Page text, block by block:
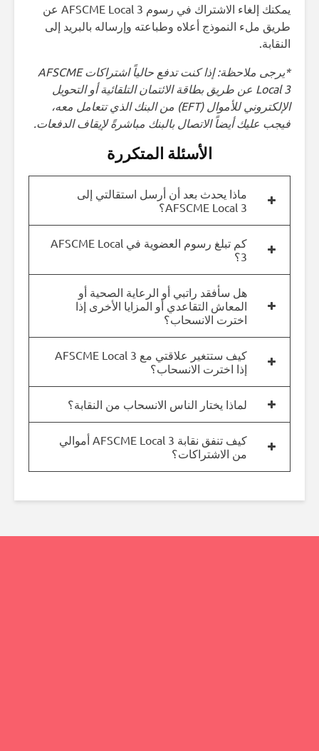
يمكنك إلغاء الاشتراك في رسوم AFSCME Local 3 عن
طريق ملء النموذج أعلاه وطباعته وإرساله بالبريد إلى
النقابة.
*يرجى ملاحظة: إذا كنت تدفع حالياً اشتراكات AFSCME
Local 3 عن طريق بطاقة الائتمان التلقائية أو التحويل
الإلكتروني للأموال (EFT) من البنك الذي تتعامل معه،
فيجب عليك أيضاً الاتصال بالبنك مباشرةً لإيقاف الدفعات.
الأسئلة المتكررة
ماذا يحدث بعد أن أرسل استقالتي إلى
AFSCME Local 3؟
كم تبلغ رسوم العضوية في AFSCME Local
3؟
هل سأفقد راتبي أو الرعاية الصحية أو
المعاش التقاعدي أو المزايا الأخرى إذا
اخترت الانسحاب؟
كيف ستتغير علاقتي مع AFSCME Local 3
إذا اخترت الانسحاب؟
لماذا يختار الناس الانسحاب من النقابة؟
كيف تنفق نقابة AFSCME Local 3 أموالي
من الاشتراكات؟